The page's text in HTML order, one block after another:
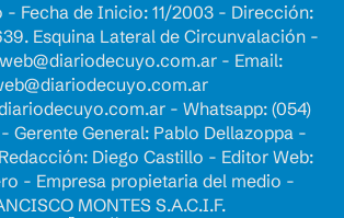
- Fecha de Inicio: 11/2003 - Dirección:
Esquina Lateral de Circunvalación -
web@diariodecuyo.com.ar- Email:
- Whatsapp: (054)
Gerente General: Pablo Dellazoppa -
Diego Castillo - Editor Web:
- Empresa propietaria del medio -
MONTES S.A.C.I.F.